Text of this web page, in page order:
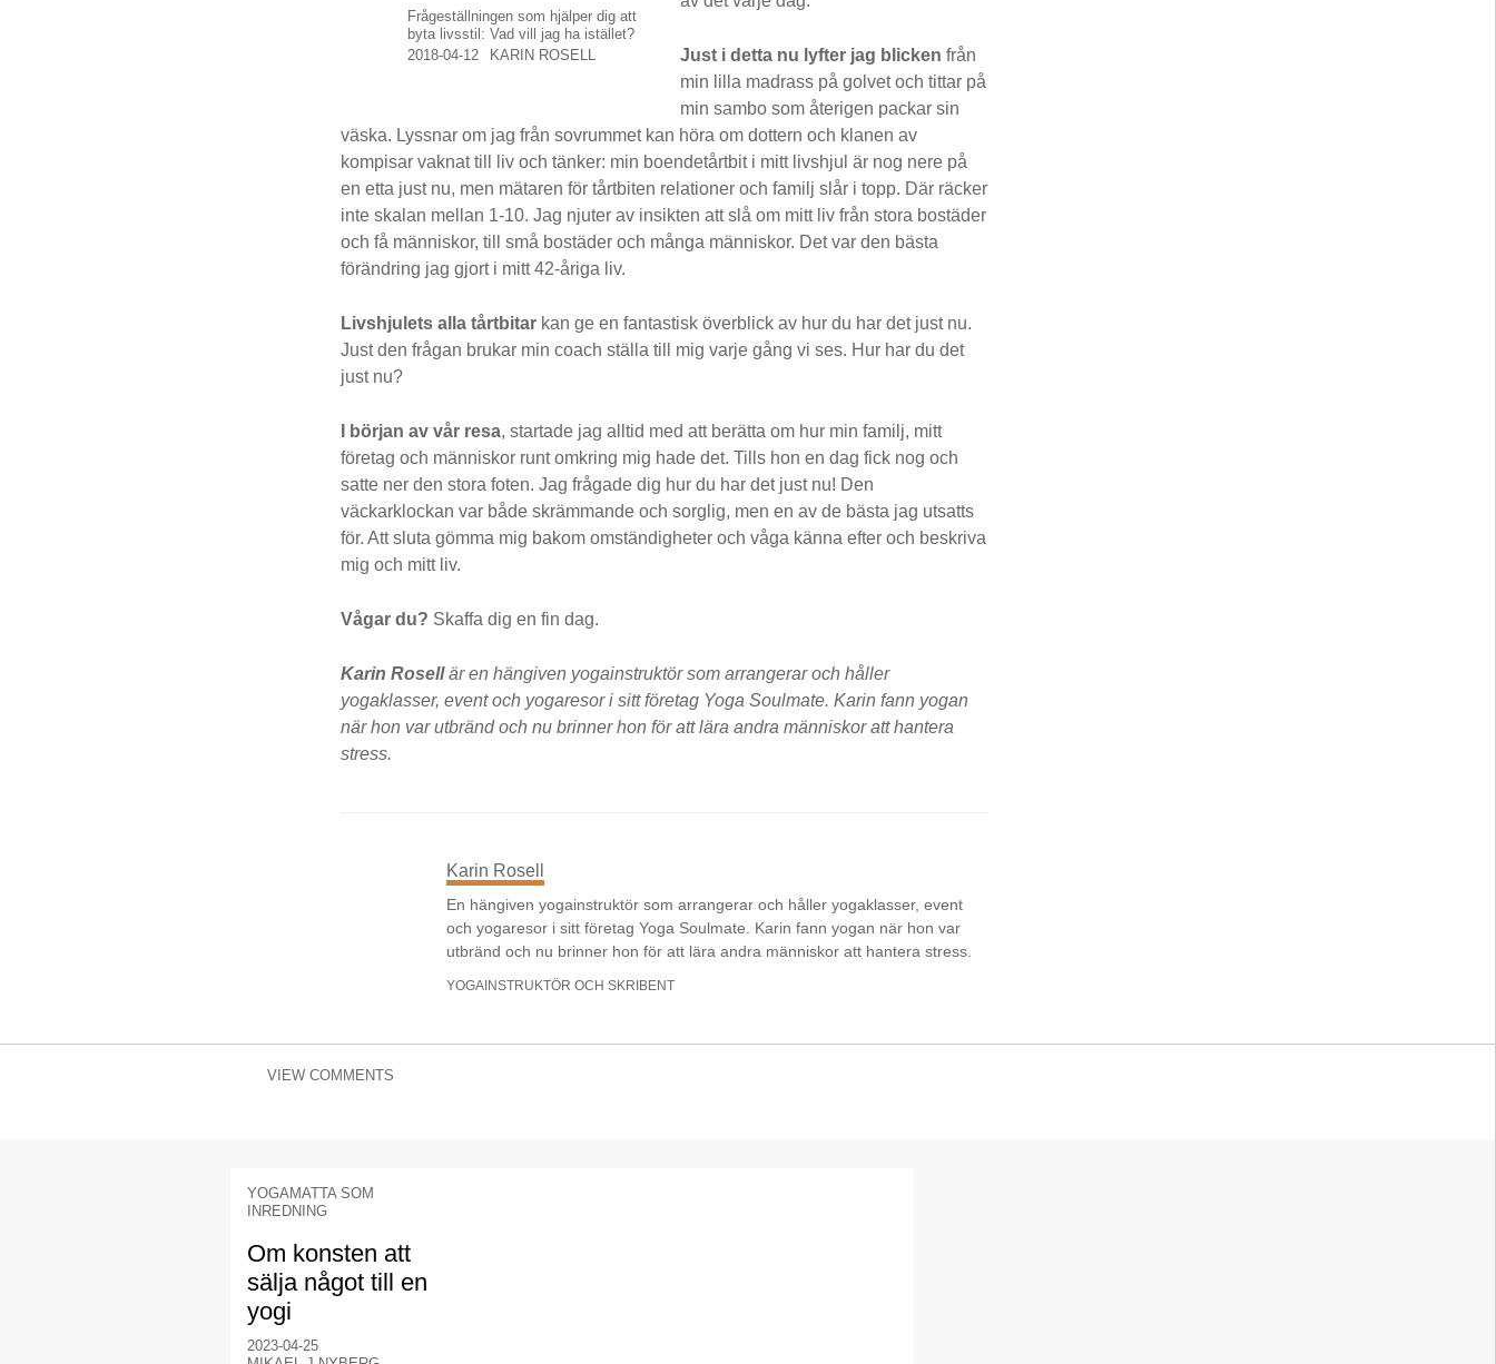
Frågeställningen som hjälper dig att
byta livsstil: Vad vill jag ha istället?
2018-04-12
KARIN ROSELL Just i detta nu lyfter jag blicken från
min lilla madrass på golvet och tittar på
min sambo som återigen packar sin
väska. Lyssnar om jag från sovrummet kan höra om dottern och klanen av
kompisar vaknat till liv och tänker: min boendetårtbit i mitt livshjul är nog nere på
en etta just nu, men mätaren för tårtbiten relationer och familj slår i topp. Där räcker
inte skalan mellan 1-10. Jag njuter av insikten att slå om mitt liv från stora bostäder
och få människor, till små bostäder och många människor. Det var den bästa
förändring jag gjort i mitt 42-åriga liv.
Livshjulets alla tårtbitar kan ge en fantastisk överblick av hur du har det just nu.
Just den frågan brukar min coach ställa till mig varje gång vi ses. Hur har du det
just nu?
I början av vår resa, startade jag alltid med att berätta om hur min familj, mitt
företag och människor runt omkring mig hade det. Tills hon en dag fick nog och
satte ner den stora foten. Jag frågade dig hur du har det just nu! Den
väckarklockan var både skrämmande och sorglig, men en av de bästa jag utsatts
för. Att sluta gömma mig bakom omständigheter och våga känna efter och beskriva
mig och mitt liv.
Vågar du? Skaffa dig en fin dag.
Karin Rosellär en hängiven yogainstruktör som arrangerar och håller
yogaklasser, event och yogaresor i sitt företag Yoga Soulmate. Karin fann yogan
när hon var utbränd och nu brinner hon för att lära andra människor att hantera
stress.
Karin Rosell
En hängiven yogainstruktör som arrangerar och håller yogaklasser, event
och yogaresor i sitt företag Yoga Soulmate. Karin fann yogan när hon var
utbränd och nu brinner hon för att lära andra människor att hantera stress.
YOGAINSTRUKTÖR OCH SKRIBENT
VIEW COMMENTS
YOGAMATTA SOM
INREDNING
Om konsten att
sälja något till en
yogi
2023-04-25